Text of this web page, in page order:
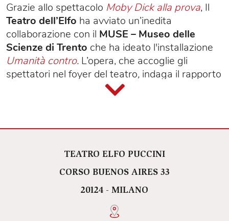
Grazie allo spettacolo Moby Dick alla prova, Il
Teatro dell’Elfo ha avviato un’inedita
collaborazione con il MUSE – Museo delle
Scienze di Trento che ha ideato l'installazione
Umanità contro. L’opera, che accoglie gli
spettatori nel foyer del teatro, indaga il rapporto
tra umanità e natura con una rilettura
“Mantenere l’attenzione sulla dicotomia
curatore dell’allestimento MUSE - sottrae la
nostra specie, la nostra cultura, dalla propria
metafora del rapporto con l’altro da noi e con
questa installazione portiamo lo scontro atavico
TEATRO ELFO PUCCINI
CORSO BUENOS AIRES 33
20124 - MILANO